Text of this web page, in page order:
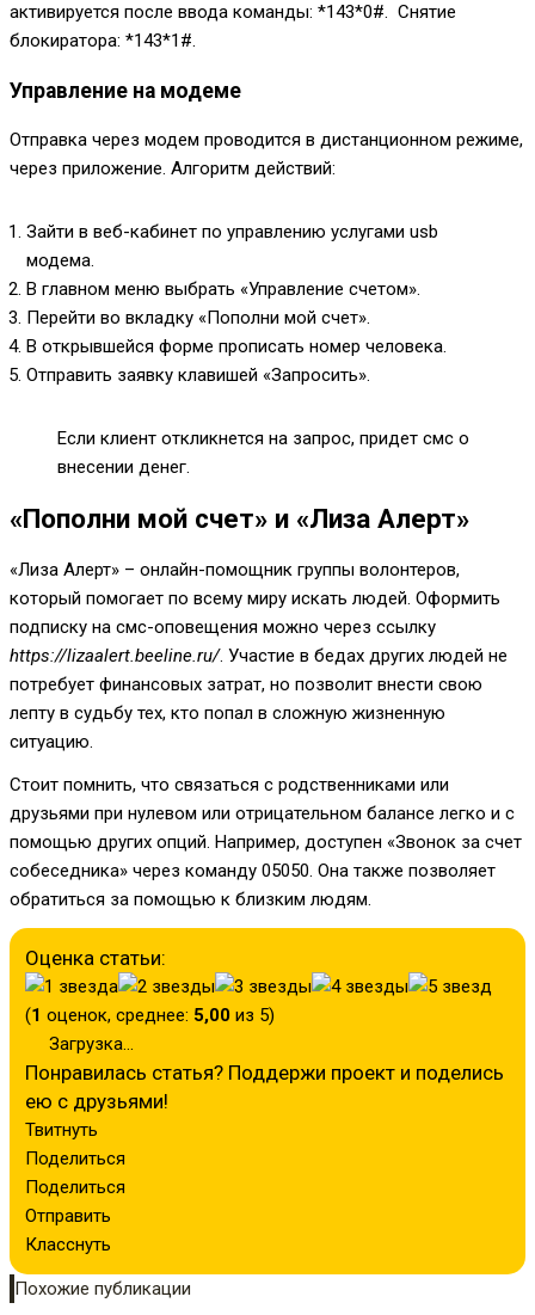
активируется после ввода команды: *143*0#. Снятие
блокиратора: *143*1#.
Управление на модеме
Отправка через модем проводится в дистанционном режиме,
через приложение. Алгоритм действий:
Зайти в веб-кабинет по управлению услугами usb
модема.
В главном меню выбрать «Управление счетом».
Перейти во вкладку «Пополни мой счет».
В открывшейся форме прописать номер человека.
Отправить заявку клавишей «Запросить».
Если клиент откликнется на запрос, придет смс о
внесении денег.
«Пополни мой счет» и «Лиза Алерт»
«Лиза Алерт» – онлайн-помощник группы волонтеров,
который помогает по всему миру искать людей. Оформить
подписку на смс-оповещения можно через ссылку
https://lizaalert.beeline.ru/. Участие в бедах других людей не
потребует финансовых затрат, но позволит внести свою
лепту в судьбу тех, кто попал в сложную жизненную
ситуацию.
Стоит помнить, что связаться с родственниками или
друзьями при нулевом или отрицательном балансе легко и с
помощью других опций. Например, доступен «Звонок за счет
собеседника» через команду 05050. Она также позволяет
обратиться за помощью к близким людям.
Оценка статьи:
(1 оценок, среднее: 5,00 из 5)
Загрузка...
Понравилась статья? Поддержи проект и поделись
ею с друзьями!
Твитнуть
Поделиться
Поделиться
Отправить
Класснуть
Похожие публикации